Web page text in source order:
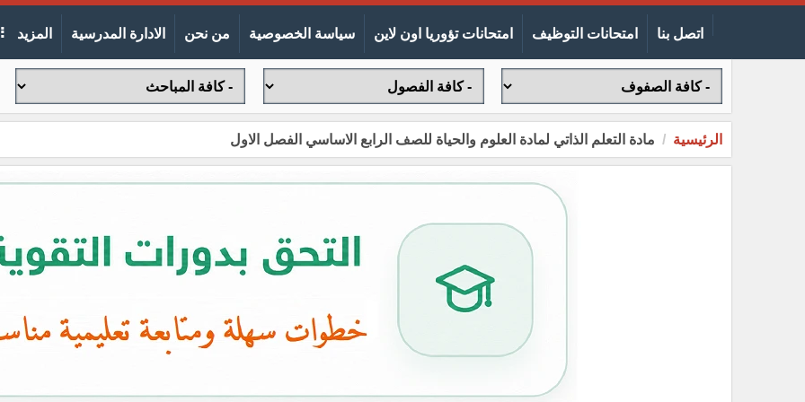
اتصل بنا امتحانات التوظيف امتحانات تؤوريا اون لاين سياسة الخصوصية من نحن الادارة المدرسية المزيد
الرئيسية مادة التعلم الذاتي لمادة العلوم والحياة للصف الرابع الاساسي الفصل الاول